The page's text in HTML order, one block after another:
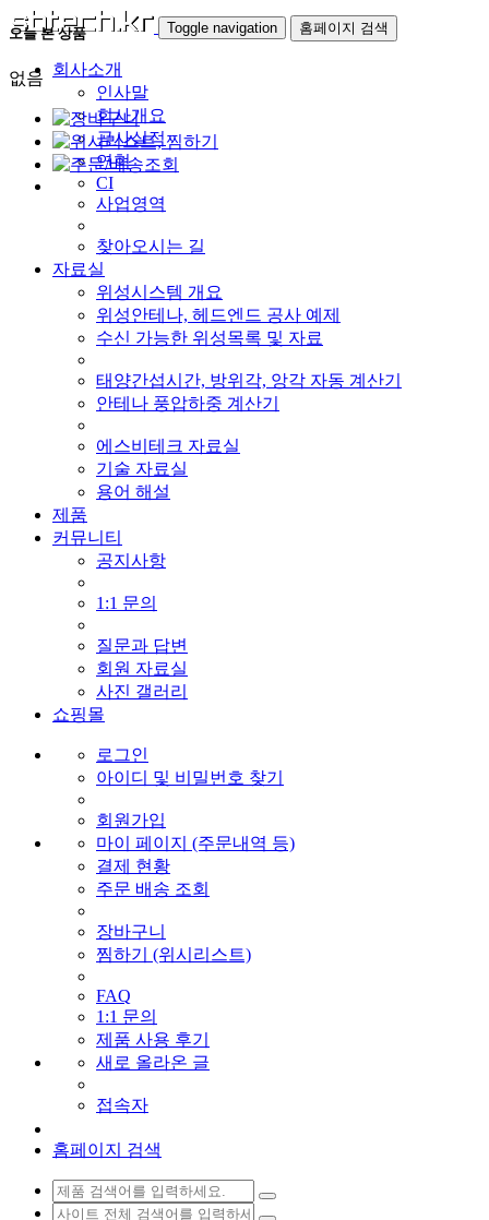
Toggle navigation 홈페이지 검색
회사소개
인사말
회사개요
공사실적
연혁
CI
사업영역
찾아오시는 길
자료실
위성시스템 개요
위성안테나, 헤드엔드 공사 예제
수신 가능한 위성목록 및 자료
태양간섭시간, 방위각, 앙각 자동 계산기
안테나 풍압하중 계산기
에스비테크 자료실
기술 자료실
용어 해설
제품
커뮤니티
공지사항
1:1 문의
질문과 답변
회원 자료실
사진 갤러리
쇼핑몰
로그인
아이디 및 비밀번호 찾기
회원가입
마이 페이지 (주문내역 등)
결제 현황
주문 배송 조회
장바구니
찜하기 (위시리스트)
FAQ
1:1 문의
제품 사용 후기
새로 올라온 글
접속자
홈페이지 검색
오늘 본 상품
없음